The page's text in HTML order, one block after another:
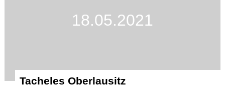
18.05.2021
Tacheles Oberlausitz